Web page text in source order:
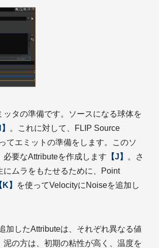
ッタの準備です。ソースになる球体を
。これに対して、FLIP Source
てエミットの準備をします。このソ
必要なAttributeを作成します 【J】
。さ
にムラをもたせるために、Point
K】
を使ってVelocityにNoiseを追加し
加したAttributeは、それぞれ異なる値
泥の方は、初期の粘性が高く、温度を